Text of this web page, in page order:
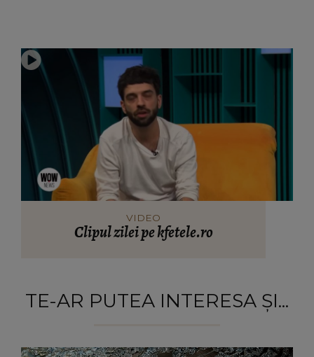
VIDEO
Clipul zilei pe kfetele.ro
TE-AR PUTEA INTERESA ȘI...